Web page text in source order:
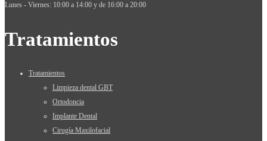
Lunes - Viernes: 10:00 a 14:00 y de 16:00 a 20:00
Tratamientos
Tratamientos
Limpieza dental GBT
Ortodoncia
Implante Dental
Cirugía Maxilofacial